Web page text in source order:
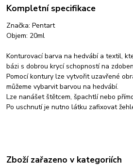
Kompletní specifikace
Značka: Pentart
Objem: 20ml
Konturovací barva na hedvábí a textil,
bázi s dobrou krycí schopností na
Pomocí kontury lze vytvořit uzavřené
můžeme vybarvit barvou na hedvábí.
Lze nanášet štětcem, špachtlí nebo
Po uschnutí je nutno látku zafixovat
Zboží zařazeno v kategoriích